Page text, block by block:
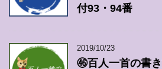
付93・94番
2019/10/23
㊻百人一首の書